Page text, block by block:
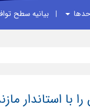
بیانیه سطح
با استاندار